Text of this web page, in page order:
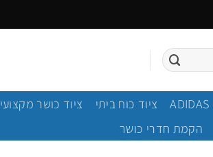
ציוד כוח ביתי ציוד כושר מקצועי
הקמת חדרי כושר